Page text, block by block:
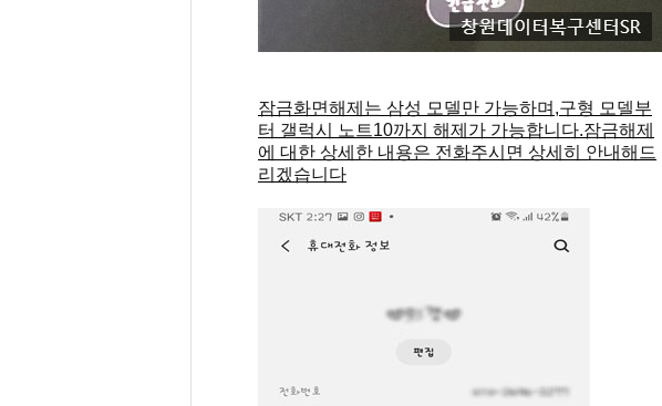
잠금화면해제는 삼성 모델만 가능하며,구형 모델부
터 갤럭시 노트10까지 해제가 가능합니다.잠금해제
에 대한 상세한 내용은 전화주시면 상세히 안내해드
리겠습니다